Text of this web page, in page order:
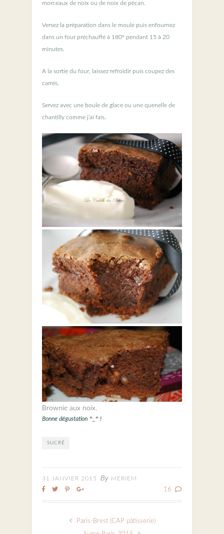
morceaux de noix ou de noix de pécan.
Versez la préparation dans le moule puis enfournez
dans un four préchauffé à 180° pendant 15 à 20
minutes.
A la sortie du four, laissez refroidir puis coupez des
carrés.
Servez avec une boule de glace ou une quenelle de
chantilly comme j’ai fais.
Brownie aux noix.
Bonne dégustation ^_^ !
SUCRÉ
31 JANVIER 2015 By MERIEM
16
Paris-Brest (CAP pâtisserie)